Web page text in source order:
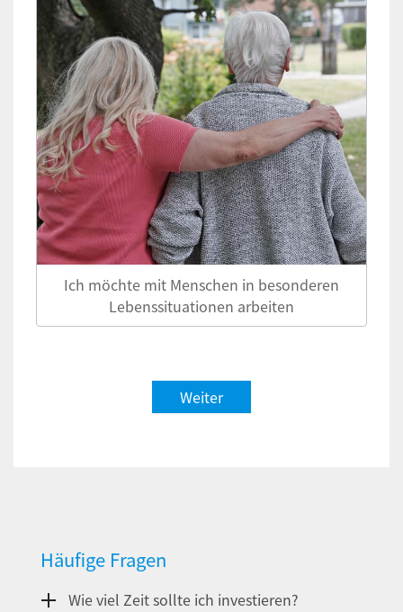
Ich möchte mit Menschen in besonderen
Lebenssituationen arbeiten
Weiter
Häufige Fragen
Wie viel Zeit sollte ich investieren?